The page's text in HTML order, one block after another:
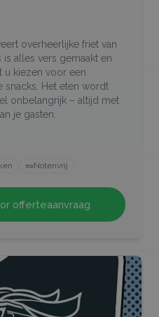
overheerlijke friet van
alles vers gemaakt en
u kiezen voor een
snacks. Het eten wordt
onbelangrijk – altijd met
je gasten.
🥜Notenvrij
offerteaanvraag